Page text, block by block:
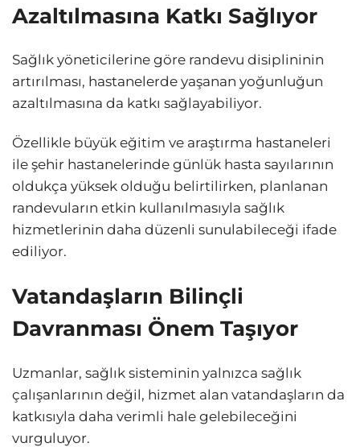
Azaltılmasına Katkı Sağlıyor
Sağlık yöneticilerine göre randevu disiplininin
artırılması, hastanelerde yaşanan yoğunluğun
azaltılmasına da katkı sağlayabiliyor.
Özellikle büyük eğitim ve araştırma hastaneleri
ile şehir hastanelerinde günlük hasta sayılarının
oldukça yüksek olduğu belirtilirken, planlanan
randevuların etkin kullanılmasıyla sağlık
hizmetlerinin daha düzenli sunulabileceği ifade
ediliyor.
Vatandaşların Bilinçli
Davranması Önem Taşıyor
Uzmanlar, sağlık sisteminin yalnızca sağlık
çalışanlarının değil, hizmet alan vatandaşların da
katkısıyla daha verimli hale gelebileceğini
vurguluyor.